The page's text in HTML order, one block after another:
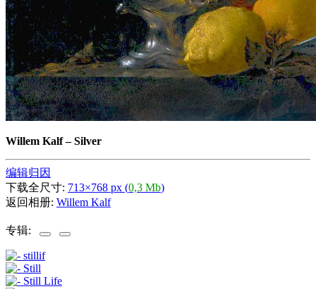
Willem Kalf–Silver
编辑归因
下载全尺寸: 713×768 px (0,3 Mb)
返回相册: Willem Kalf
专辑: